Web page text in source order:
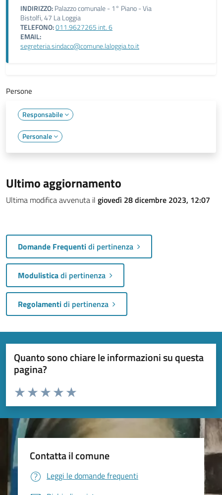
INDIRIZZO:Palazzo comunale - 1° Piano - Via
Bistolfi, 47 La Loggia
TELEFONO:011.9627265 int. 6
EMAIL:
segreteria.sindaco@comune.laloggia.to.it
Persone
Responsabile
Personale
Ultimo aggiornamento
Ultima modifica avvenuta il giovedì 28 dicembre 2023, 12:07
Domande Frequentidi pertinenza
Modulisticadi pertinenza
Regolamentidi pertinenza
Quanto sono chiare le informazioni su questa
pagina?
Valuta da 1 a 5 stelle la pagina
Valuta 5 stelle su 5
Valuta 4 stelle su 5
Valuta 3 stelle su 5
Valuta 2 stelle su 5
Valuta 1 stelle su 5
Contatta il comune
Leggi le domande frequenti